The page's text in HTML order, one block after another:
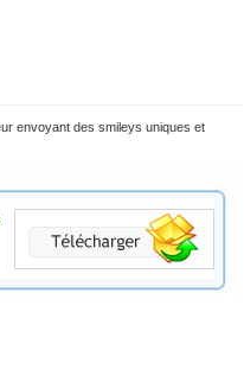
envoyant des smileys uniques et